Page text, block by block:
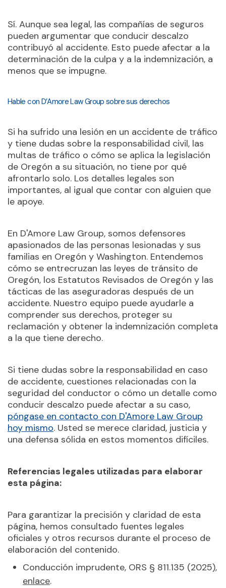
Sí. Aunque sea legal, las compañías de seguros
pueden argumentar que conducir descalzo
contribuyó al accidente. Esto puede afectar a la
determinación de la culpa y a la indemnización, a
menos que se impugne.
Hable con D’Amore Law Group sobre sus derechos
Si ha sufrido una lesión en un accidente de tráfico
y tiene dudas sobre la responsabilidad civil, las
multas de tráfico o cómo se aplica la legislación
de Oregón a su situación, no tiene por qué
afrontarlo solo. Los detalles legales son
importantes, al igual que contar con alguien que
le apoye.
En D'Amore Law Group, somos defensores
apasionados de las personas lesionadas y sus
familias en Oregón y Washington. Entendemos
cómo se entrecruzan las leyes de tránsito de
Oregón, los Estatutos Revisados de Oregón y las
tácticas de las aseguradoras después de un
accidente. Nuestro equipo puede ayudarle a
comprender sus derechos, proteger su
reclamación y obtener la indemnización completa
a la que tiene derecho.
Si tiene dudas sobre la responsabilidad en caso
de accidente, cuestiones relacionadas con la
seguridad del conductor o cómo un detalle como
conducir descalzo puede afectar a su caso,
póngase en contacto con D'Amore Law Group
hoy mismo. Usted se merece claridad, justicia y
una defensa sólida en estos momentos difíciles.
Referencias legales utilizadas para elaborar
esta página:
Para garantizar la precisión y claridad de esta
página, hemos consultado fuentes legales
oficiales y otros recursos durante el proceso de
elaboración del contenido.
Conducción imprudente, ORS § 811.135 (2025),
enlace.